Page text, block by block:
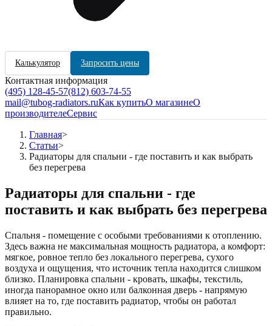
Калькулятор Запросить цены
Контактная информация
(495) 128-45-57(812) 603-74-55
mail@tubog-radiators.ruКак купитьО магазинеО
производителеСервис
Главная>
Статьи>
Радиаторы для спальни - где поставить и как выбрать
без перегрева
Радиаторы для спальни - где
поставить и как выбрать без перегрева
Спальня - помещение с особыми требованиями к отоплению.
Здесь важна не максимальная мощность радиатора, а комфорт:
мягкое, ровное тепло без локального перегрева, сухого
воздуха и ощущения, что источник тепла находится слишком
близко. Планировка спальни - кровать, шкафы, текстиль,
иногда панорамное окно или балконная дверь - напрямую
влияет на то, где поставить радиатор, чтобы он работал
правильно.